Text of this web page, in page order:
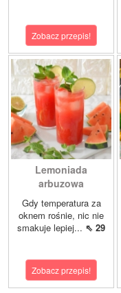
Zobacz przepis!
Lemoniada
arbuzowa
Gdy temperatura za
oknem rośnie, nic nie
smakuje lepiej... ⇖ 29
Zobacz przepis!